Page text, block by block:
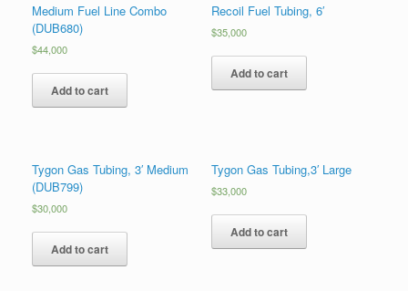
Medium Fuel Line Combo
(DUB680)
$44,000
Add to cart
Recoil Fuel Tubing, 6′
$35,000
Add to cart
Tygon Gas Tubing, 3′ Medium
(DUB799)
$30,000
Add to cart
Tygon Gas Tubing,3′ Large
$33,000
Add to cart